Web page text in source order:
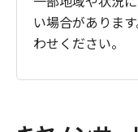
い場合がありま
わせください。